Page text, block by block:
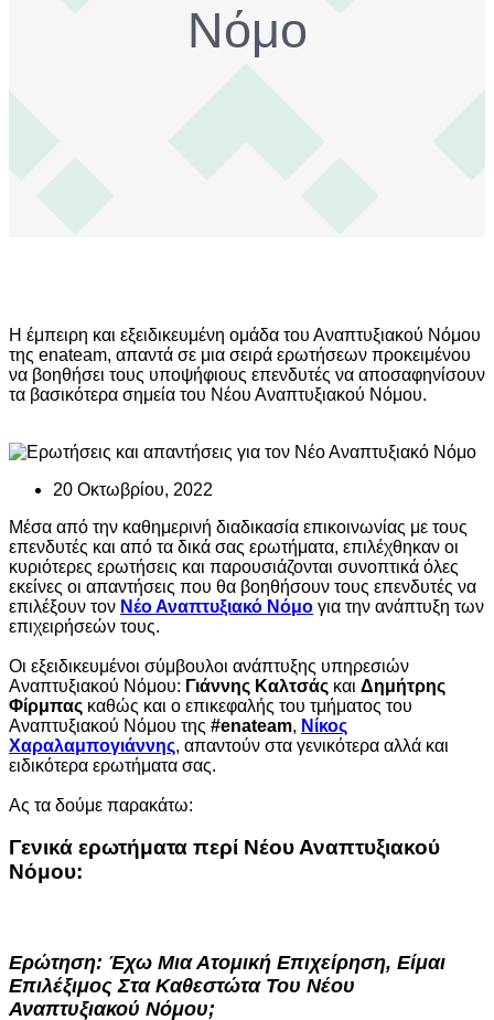
Νόμο
Η έμπειρη και εξειδικευμένη ομάδα του Αναπτυξιακού Νόμου
της enateam, απαντά σε μια σειρά ερωτήσεων προκειμένου
να βοηθήσει τους υποψήφιους επενδυτές να αποσαφηνίσουν
τα βασικότερα σημεία του Νέου Αναπτυξιακού Νόμου.
20 Οκτωβρίου, 2022
Μέσα από την καθημερινή διαδικασία επικοινωνίας με τους
επενδυτές και από τα δικά σας ερωτήματα, επιλέχθηκαν οι
κυριότερες ερωτήσεις και παρουσιάζονται συνοπτικά όλες
εκείνες οι απαντήσεις που θα βοηθήσουν τους επενδυτές να
επιλέξουν τον Νέο Αναπτυξιακό Νόμο για την ανάπτυξη των
επιχειρήσεών τους.
Οι εξειδικευμένοι σύμβουλοι ανάπτυξης υπηρεσιών
Αναπτυξιακού Νόμου: Γιάννης Καλτσάς και Δημήτρης
Φίρμπας καθώς και ο επικεφαλής του τμήματος του
Αναπτυξιακού Νόμου της #enateam, Νίκος
Χαραλαμπογιάννης, απαντούν στα γενικότερα αλλά και
ειδικότερα ερωτήματα σας.
Ας τα δούμε παρακάτω:
Γενικά ερωτήματα περί Νέου Αναπτυξιακού
Νόμου:
Ερώτηση: Έχω Μια Ατομική Επιχείρηση, Είμαι
Επιλέξιμος Στα Καθεστώτα Του Νέου
Αναπτυξιακού Νόμου;